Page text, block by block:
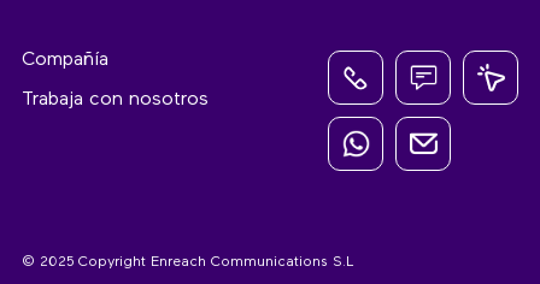
Compañía
Trabaja con nosotros
© 2025 Copyright Enreach Communications S.L